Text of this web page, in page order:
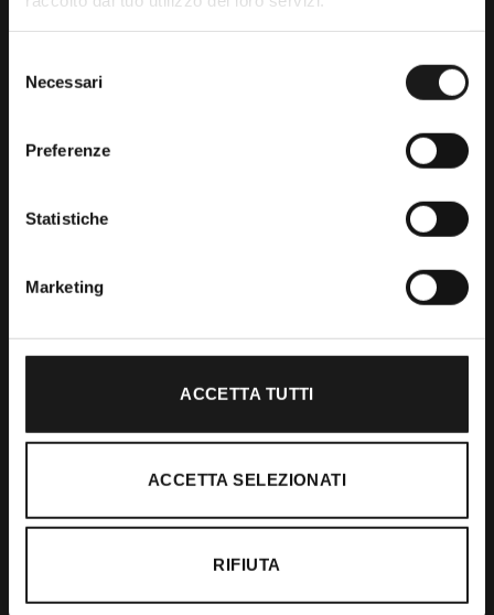
delNecessari
Preferenze
Statistiche
Marketing
ACCETTA TUTTI
ACCETTA SELEZIONATI
RIFIUTA
powered byGoogle
lascia una recensione su
Abbigliamento
Accessori
Spedizioni